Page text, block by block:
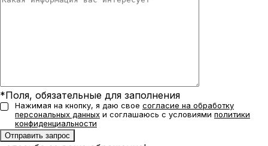
*Поля, обязательные для заполнения
Нажимая на кнопку, я даю свое согласие на обработку
персональных данных и соглашаюсь с условиями политики
конфиденциальности